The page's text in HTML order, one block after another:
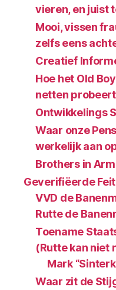
vieren, en juist
Mooi, vissen
zelfs eens
Creatief
Hoe het Old
netten
Ontwikkelings
Waar onze
werkelijk aan
Brothers in
Geverifiëerde
VVD de
Rutte de
Toename
(Rutte kan niet
Mark
Waar zit de